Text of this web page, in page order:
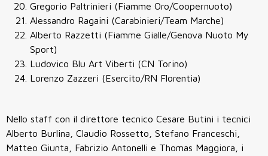
Gregorio Paltrinieri (Fiamme Oro/Coopernuoto)
Alessandro Ragaini (Carabinieri/Team Marche)
Alberto Razzetti (Fiamme Gialle/Genova Nuoto My
Sport)
Ludovico Blu Art Viberti (CN Torino)
Lorenzo Zazzeri (Esercito/RN Florentia)
Nello staff con il direttore tecnico Cesare Butini i tecnici
Alberto Burlina, Claudio Rossetto, Stefano Franceschi,
Matteo Giunta, Fabrizio Antonelli e Thomas Maggiora, i